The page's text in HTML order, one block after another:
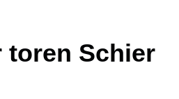
toren Schier